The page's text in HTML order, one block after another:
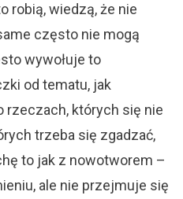
robią, wiedzą, że nie
często nie mogą
wywołuje to
od tematu, jak
rzeczach, których się nie
trzeba się zgadzać,
to jak z nowotworem –
ale nie przejmuje się